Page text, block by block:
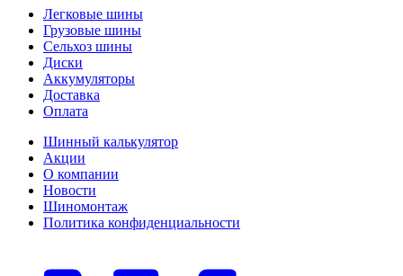
Легковые шины
Грузовые шины
Сельхоз шины
Диски
Аккумуляторы
Доставка
Оплата
Шинный калькулятор
Акции
О компании
Новости
Шиномонтаж
Политика конфиденциальности